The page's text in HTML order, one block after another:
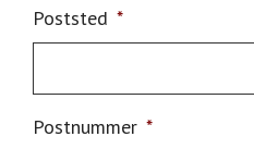
Poststed *
Postnummer *